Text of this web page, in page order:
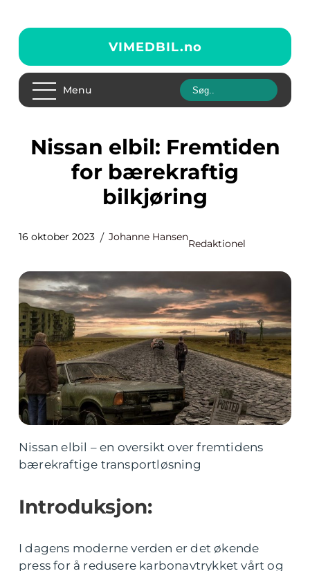
VIMEDBIL.no
Menu
Nissan elbil: Fremtiden
for bærekraftig
bilkjøring
16 oktober 2023 Johanne Hansen
Redaktionel
Nissan elbil – en oversikt over fremtidens
bærekraftige transportløsning
Introduksjon:
I dagens moderne verden er det økende
press for å redusere karbonavtrykket vårt og